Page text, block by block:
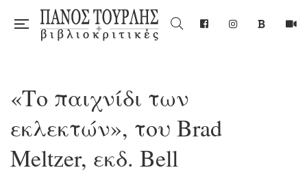
«Το παιχνίδι των
εκλεκτών», του Brad
Meltzer, εκδ. Bell